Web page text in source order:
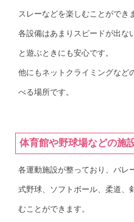
スレーなどを楽しむことができ
各設備はあまりスピードが出な
と遊ぶときにも安心です。
他にもネットクライミングなど
べる場所です。
体育館や野球場などの施
各運動施設が整っており、バレ
式野球、ソフトボール、柔道、
むことができます。